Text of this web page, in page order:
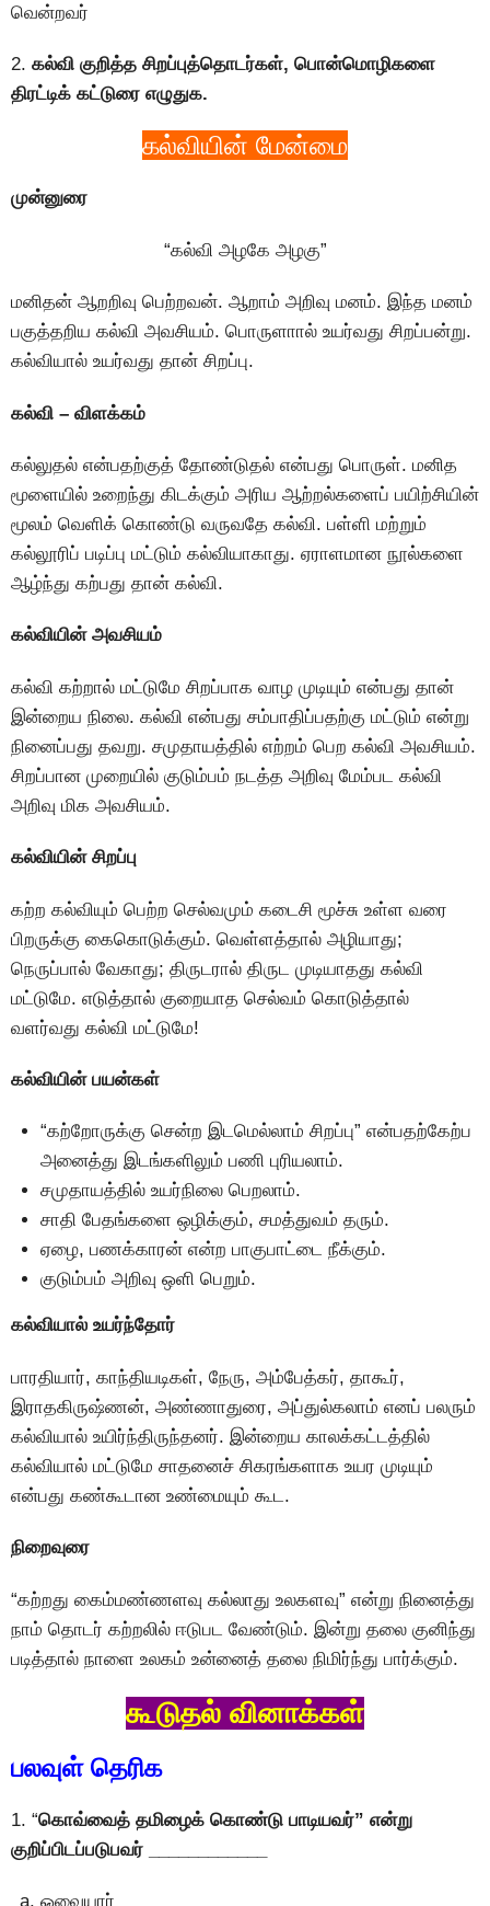
வென்றவர்
2. கல்வி குறித்த சிறப்புத்தொடர்கள், பொன்மொழிகளை
திரட்டிக் கட்டுரை எழுதுக.
கல்வியின் மேன்மை
முன்னுரை
“கல்வி அழகே அழகு”
மனிதன் ஆறறிவு பெற்றவன். ஆறாம் அறிவு மனம். இந்த மனம்
பகுத்தறிய கல்வி அவசியம். பொருளாால் உயர்வது சிறப்பன்று.
கல்வியால் உயர்வது தான் சிறப்பு.
கல்வி – விளக்கம்
கல்லுதல் என்பதற்குத் தோண்டுதல் என்பது பொருள். மனித
மூளையில் உறைந்து கிடக்கும் அரிய ஆற்றல்களைப் பயிற்சியின்
மூலம் வெளிக் கொண்டு வருவதே கல்வி. பள்ளி மற்றும்
கல்லூரிப் படிப்பு மட்டும் கல்வியாகாது. ஏராளமான நூல்களை
ஆழ்ந்து கற்பது தான் கல்வி.
கல்வியின் அவசியம்
கல்வி கற்றால் மட்டுமே சிறப்பாக வாழ முடியும் என்பது தான்
இன்றைய நிலை. கல்வி என்பது சம்பாதிப்பதற்கு மட்டும் என்று
நினைப்பது தவறு. சமுதாயத்தில் எற்றம் பெற கல்வி அவசியம்.
சிறப்பான முறையில் குடும்பம் நடத்த அறிவு மேம்பட கல்வி
அறிவு மிக அவசியம்.
கல்வியின் சிறப்பு
கற்ற கல்வியும் பெற்ற செல்வமும் கடைசி மூச்சு உள்ள வரை
பிறருக்கு கைகொடுக்கும். வெள்ளத்தால் அழியாது;
நெருப்பால் வேகாது; திருடரால் திருட முடியாதது கல்வி
மட்டுமே. எடுத்தால் குறையாத செல்வம் கொடுத்தால்
வளர்வது கல்வி மட்டுமே!
கல்வியின் பயன்கள்
“கற்றோருக்கு சென்ற இடமெல்லாம் சிறப்பு” என்பதற்கேற்ப
அனைத்து இடங்களிலும் பணி புரியலாம்.
சமுதாயத்தில் உயர்நிலை பெறலாம்.
சாதி பேதங்களை ஒழிக்கும், சமத்துவம் தரும்.
ஏழை, பணக்காரன் என்ற பாகுபாட்டை நீக்கும்.
குடும்பம் அறிவு ஒளி பெறும்.
கல்வியால் உயர்ந்தோர்
பாரதியார், காந்தியடிகள், நேரு, அம்பேத்கர், தாகூர்,
இராதகிருஷ்ணன், அண்ணாதுரை, அப்துல்கலாம் எனப் பலரும்
கல்வியால் உயிர்ந்திருந்தனர். இன்றைய காலக்கட்டத்தில்
கல்வியால் மட்டுமே சாதனைச் சிகரங்களாக உயர முடியும்
என்பது கண்கூடான உண்மையும் கூட.
நிறைவுரை
“கற்றது கைம்மண்ணளவு கல்லாது உலகளவு” என்று நினைத்து
நாம் தொடர் கற்றலில் ஈடுபட வேண்டும். இன்று தலை குனிந்து
படித்தால் நாளை உலகம் உன்னைத் தலை நிமிர்ந்து பார்க்கும்.
கூடுதல் வினாக்கள்
பலவுள் தெரிக
1. “கொவ்வைத் தமிழைக் கொண்டு பாடியவர்” என்று
குறிப்பிடப்படுபவர் ____________
ஓவையார்